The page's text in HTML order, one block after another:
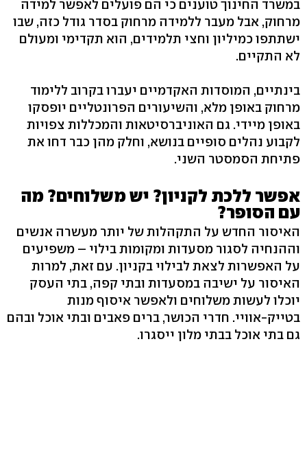
במשרד החינוך טוענים כי הם פועלים לאפשר למידה
מרחוק, אבל מעבר ללמידה מרחוק בסדר גודל כזה, שבו
ישתתפו כמיליון וחצי תלמידים, הוא תקדימי ומעולם
לא התקיים.
בינתיים, המוסדות האקדמיים יעברו בקרוב ללימוד
מרחוק באופן מלא, והשיעורים הפרונטליים יופסקו
באופן מיידי. גם האוניברסיטאות והמכללות צפויות
לקבוע נהלים סופיים בנושא, וחלק מהן כבר דחו את
פתיחת הסמסטר השני.
אפשר ללכת לקניון? יש משלוחים? מה
עם הסופר?
האיסור החדש על התקהלות של יותר מעשרה אנשים
וההנחיה לסגור מסעדות ומקומות בילוי – משפיעים
על האפשרות לצאת לבילוי בקניון. עם זאת, למרות
האיסור על ישיבה במסעדות ובתי קפה, בתי העסק
יוכלו לעשות משלוחים ולאפשר איסוף מנות
בטייק-אוויי. חדרי הכושר, ברים פאבים ובתי אוכל ובהם
גם בתי אוכל בבתי מלון ייסגרו.